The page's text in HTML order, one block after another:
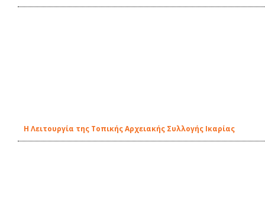
H Λειτουργία της Τοπικής Αρχειακής Συλλογής Ικαρίας